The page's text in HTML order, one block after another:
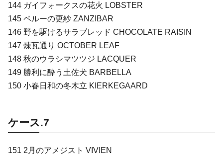
144 ガイフォークスの花火 LOBSTER
145 ペルーの更紗 ZANZIBAR
146 野を駆けるサラブレッド CHOCOLATE RAISIN
147 煉瓦通り OCTOBER LEAF
148 秋のウラシマツツジ LACQUER
149 勝利に酔う土佐犬 BARBELLA
150 小春日和の冬木立 KIERKEGAARD
ケース.7
151 2月のアメジスト VIVIEN